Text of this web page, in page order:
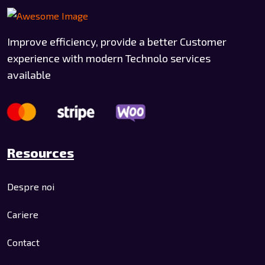
Improve efficiency, provide a better Customer
experience with modern Technolo services
available
Resources
Despre noi
Cariere
Contact